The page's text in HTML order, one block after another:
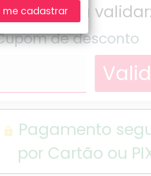
para
de desconto
lock
Pagamento
por Cartão ou
me cadastrar